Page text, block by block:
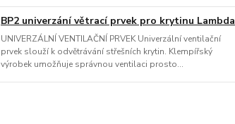
BP2 univerzání větrací prvek pro krytinu Lambda
UNIVERZÁLNÍ VENTILAČNÍ PRVEK Univerzální ventilační
prvek slouží k odvětrávání střešních krytin. Klempířský
výrobek umožňuje správnou ventilaci prosto...